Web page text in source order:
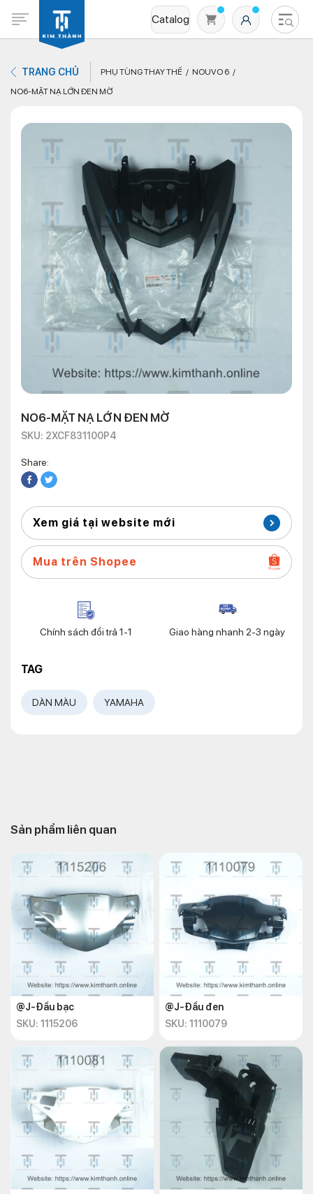
Catalog
Không có sản phẩm nào trong giỏ hàng
TRANG CHỦ PHỤ TÙNG THAY THẾ
NOUVO 6
NO6-MẶT NẠ LỚN ĐEN MỜ
NO6-MẶT NẠ LỚN ĐEN MỜ
SKU: 2XCF831100P4
Share:
Xem giá tại website mới
Mua trên Shopee
Chính sách đổi trả 1-1 Giao hàng nhanh 2-3 ngày
TAG
DÀN MÀU YAMAHA
Sản phẩm liên quan
@J-Đầu bạc
SKU: 1115206
@J-Đầu đen
SKU: 1110079